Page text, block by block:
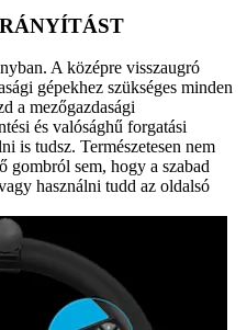
A középre visszaugró
gépekhez szükséges minden
a mezőgazdasági
és valósághű forgatási
is tudsz. Természetesen nem
gombról sem, hogy a szabad
használni tudd az oldalsó